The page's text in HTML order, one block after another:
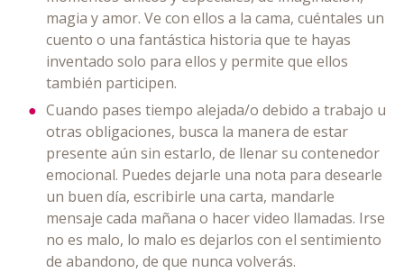
magia y amor. Ve con ellos a la cama, cuéntales un
cuento o una fantástica historia que te hayas
inventado solo para ellos y permite que ellos
también participen.
Cuando pases tiempo alejada/o debido a trabajo u
otras obligaciones, busca la manera de estar
presente aún sin estarlo, de llenar su contenedor
emocional. Puedes dejarle una nota para desearle
un buen día, escribirle una carta, mandarle
mensaje cada mañana o hacer video llamadas. Irse
no es malo, lo malo es dejarlos con el sentimiento
de abandono, de que nunca volverás.